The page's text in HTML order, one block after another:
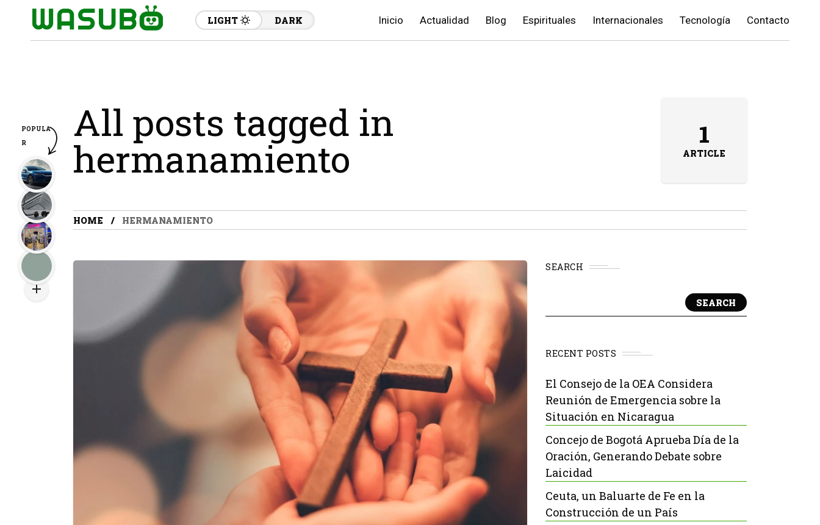
LIGHT DARK Inicio Actualidad Blog Espirituales Internacionales Tecnología Contacto
All posts tagged in
hermanamiento 1
ARTICLE
HOME HERMANAMIENTO
SEARCH
SEARCH
RECENT POSTS
El Consejo de la OEA Considera
Reunión de Emergencia sobre la
Situación en Nicaragua
Concejo de Bogotá Aprueba Día de la
Oración, Generando Debate sobre
Laicidad
Ceuta, un Baluarte de Fe en la
Construcción de un País
POPULA
R